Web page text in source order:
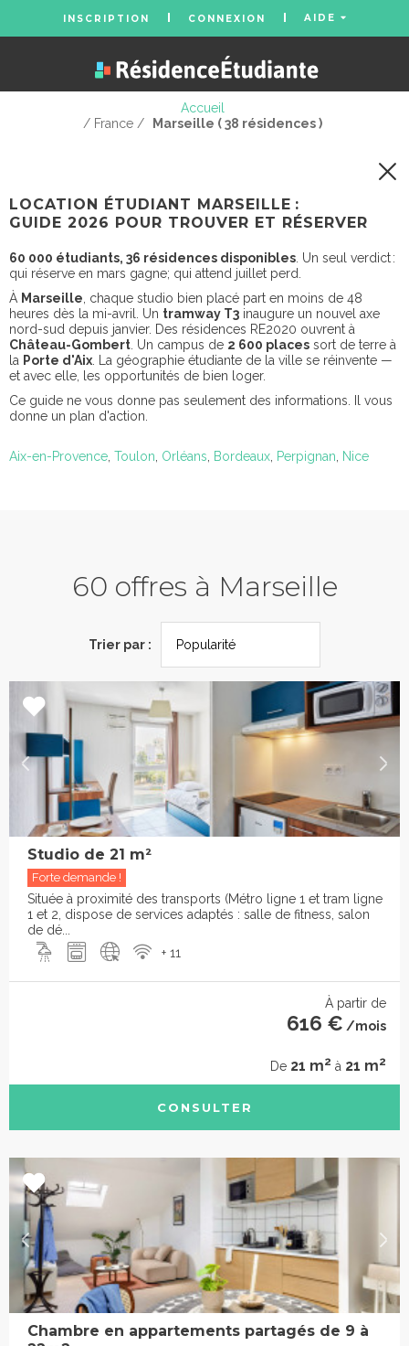
INSCRIPTION CONNEXION AIDE
Accueil
/ France /
Marseille ( 38 résidences )
LOCATION ÉTUDIANT MARSEILLE :
GUIDE 2026 POUR TROUVER ET RÉSERVER
60 000 étudiants, 36 résidences disponibles . Un seul verdict :
qui réserve en mars gagne; qui attend juillet perd.
À Marseille , chaque studio bien placé part en moins de 48
heures dès la mi-avril. Un tramway T3 inaugure un nouvel axe
nord-sud depuis janvier. Des résidences RE2020 ouvrent à
Château-Gombert . Un campus de 2 600 places sort de terre à
la Porte d'Aix . La géographie étudiante de la ville se réinvente —
et avec elle, les opportunités de bien loger.
Ce guide ne vous donne pas seulement des informations. Il vous
donne un plan d'action.
Aix-en-Provence Toulon Orléans Bordeaux Perpignan Nice
60 offres à Marseille
Trier par :
Studio de 21 m²
Forte demande !
Située à proximité des transports (Métro ligne 1 et tram ligne
1 et 2, dispose de services adaptés : salle de fitness, salon
de dé...
+ 11
À partir de
616 € /mois
De 21 m2 à 21 m2
CONSULTER
Chambre en appartements partagés de 9 à